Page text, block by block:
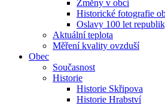
Změny v obci
Historické fotografie
Oslavy 100 let
Aktuální teplota
Měření kvality ovzduší
Obec
Současnost
Historie
Historie Skřipova
Historie Hrabství